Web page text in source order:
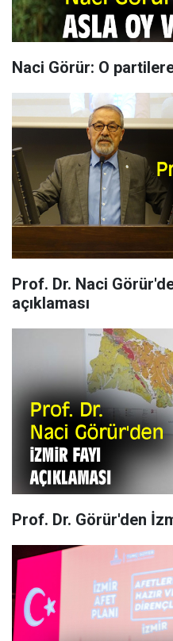
Naci Görür: O
Prof. Dr. Naci
açıklaması
Prof. Dr. Görür'den